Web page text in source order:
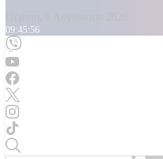
09:45:58